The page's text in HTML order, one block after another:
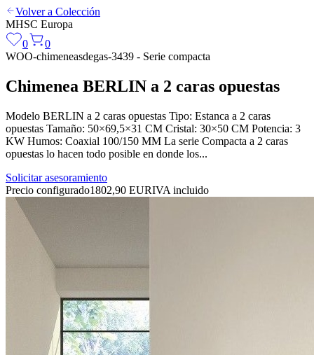
Volver a Colección
MHSC Europa
0
0
WOO-chimeneasdegas-3439 - Serie compacta
Chimenea BERLIN a 2 caras opuestas
Modelo BERLIN a 2 caras opuestas Tipo: Estanca a 2 caras
opuestas Tamaño: 50×69,5×31 CM Cristal: 30×50 CM Potencia: 3
KW Humos: Coaxial 100/150 MM La serie Compacta a 2 caras
opuestas lo hacen todo posible en donde los...
Solicitar asesoramiento
Precio configurado1802,90 EURIVA incluido